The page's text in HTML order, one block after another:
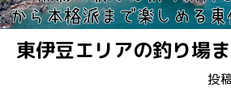
東伊豆エリアの釣り場
投